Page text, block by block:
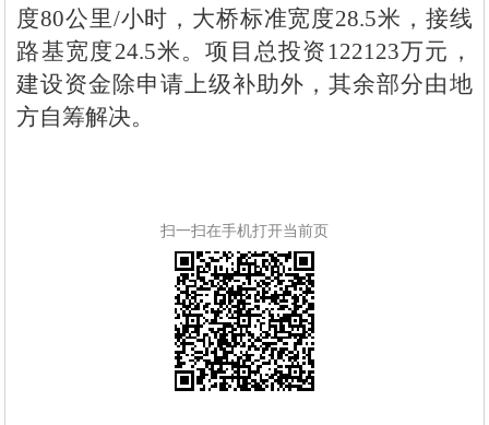
度80公里/小时，大桥标准宽度28.5米，接线
路基宽度24.5米。项目总投资122123万元，
建设资金除申请上级补助外，其余部分由地
方自筹解决。
扫一扫在手机打开当前页